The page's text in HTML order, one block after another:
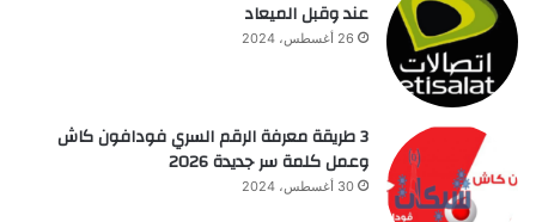
عند وقبل الميعاد
26 أغسطس، 2024
3 طريقة معرفة الرقم السري فودافون كاش
وعمل كلمة سر جديدة 2026
30 أغسطس، 2024